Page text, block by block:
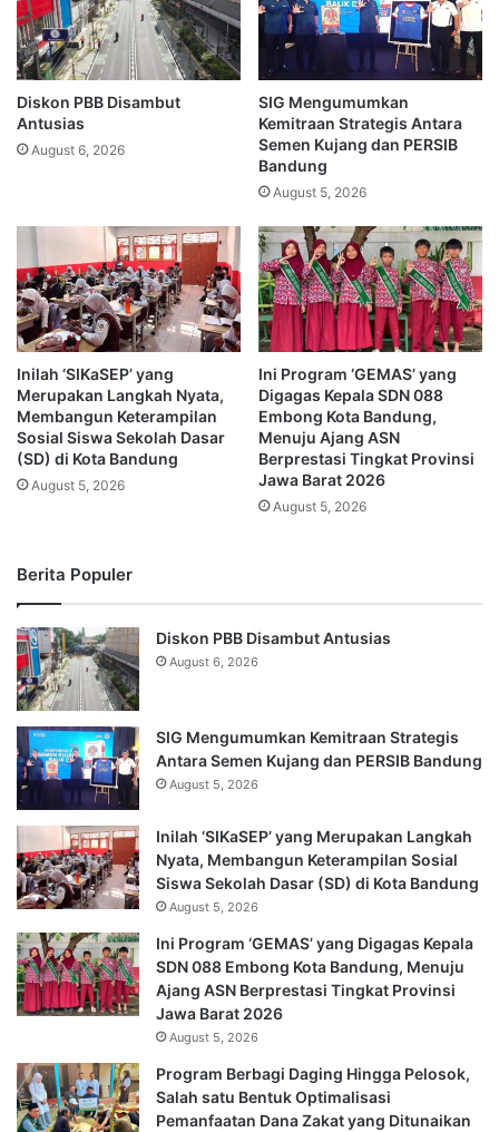
Diskon PBB Disambut
Antusias
August 6, 2026
SIG Mengumumkan
Kemitraan Strategis Antara
Semen Kujang dan PERSIB
Bandung
August 5, 2026
Inilah ‘SIKaSEP’ yang
Merupakan Langkah Nyata,
Membangun Keterampilan
Sosial Siswa Sekolah Dasar
(SD) di Kota Bandung
August 5, 2026
Ini Program ‘GEMAS’ yang
Digagas Kepala SDN 088
Embong Kota Bandung,
Menuju Ajang ASN
Berprestasi Tingkat Provinsi
Jawa Barat 2026
August 5, 2026
Berita Populer
Diskon PBB Disambut Antusias
August 6, 2026
SIG Mengumumkan Kemitraan Strategis
Antara Semen Kujang dan PERSIB Bandung
August 5, 2026
Inilah ‘SIKaSEP’ yang Merupakan Langkah
Nyata, Membangun Keterampilan Sosial
Siswa Sekolah Dasar (SD) di Kota Bandung
August 5, 2026
Ini Program ‘GEMAS’ yang Digagas Kepala
SDN 088 Embong Kota Bandung, Menuju
Ajang ASN Berprestasi Tingkat Provinsi
Jawa Barat 2026
August 5, 2026
Program Berbagi Daging Hingga Pelosok,
Salah satu Bentuk Optimalisasi
Pemanfaatan Dana Zakat yang Ditunaikan